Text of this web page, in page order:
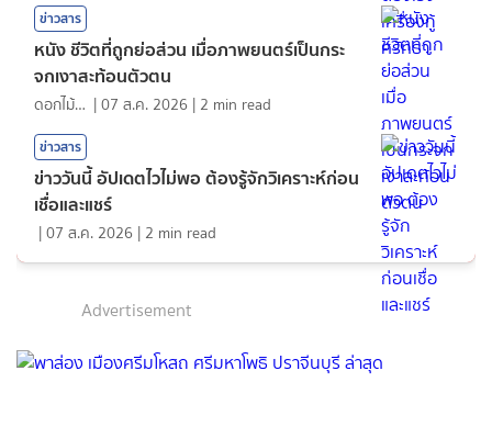
ข่าวสาร
หนัง ชีวิตที่ถูกย่อส่วน เมื่อภาพยนตร์เป็นกระ
จกเงาสะท้อนตัวตน
ดอกไม้กับสายน้ำ |07 ส.ค. 2026 | 2 min read
ข่าวสาร
ข่าววันนี้ อัปเดตไวไม่พอ ต้องรู้จักวิเคราะห์ก่อน
เชื่อและแชร์
|07 ส.ค. 2026 | 2 min read
Advertisement